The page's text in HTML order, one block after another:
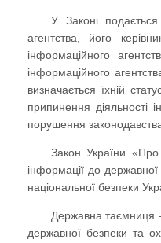
У Законі подається
агентства, його
інформаційного
інформаційного
визначається їхній
припинення діяльності
порушення
Закон України
інформації до
національної безпеки
Державна таємниця
державної безпеки та